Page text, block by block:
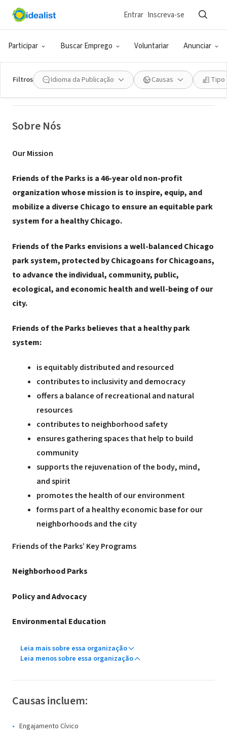
Participar Buscar Emprego Voluntariar Anunciar
Entrar Inscreva-se
Filtros Idioma da Publicação Causas Tipo
ONG (SETOR SOCIAL)
Friends of the Parks
Sobre Nós
Our Mission
Friends of the Parks is a 46-year old non-profit
organization whose mission is to inspire, equip, and
mobilize a diverse Chicago to ensure an equitable park
system for a healthy Chicago.
Friends of the Parks envisions a well-balanced Chicago
park system, protected by Chicagoans for Chicagoans,
to advance the individual, community, public,
ecological, and economic health and well-being of our
city.
Friends of the Parks believes that a healthy park
system:
is equitably distributed and resourced
contributes to inclusivity and democracy
offers a balance of recreational and natural
resources
contributes to neighborhood safety
ensures gathering spaces that help to build
community
supports the rejuvenation of the body, mind,
and spirit
promotes the health of our environment
forms part of a healthy economic base for our
neighborhoods and the city
Friends of the Parks’ Key Programs
Neighborhood Parks
Policy and Advocacy
Environmental Education
Leia mais sobre essa organização
Leia menos sobre essa organização
Causas incluem:
Engajamento Cívico